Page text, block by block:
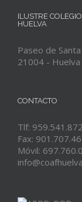
ILUSTRE
HUELVA
Paseo de
21004 - Huelva
CONTACTO
Tlf: 959.541.872
Fax:
Móvil: